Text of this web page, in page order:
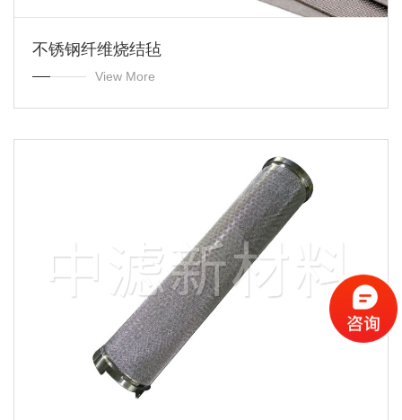
不锈钢纤维烧结毡
View More